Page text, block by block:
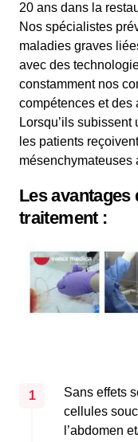
20 ans dans la
Nos spécialistes
maladies graves
avec des
constamment nos
compétences et des
Lorsqu’ils
les patients
mésenchymateuses
Les avantages
traitement :
1
Sans effets
cellules
l’abdomen